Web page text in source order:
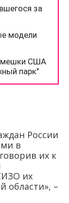
России
в
их к
их
области», –